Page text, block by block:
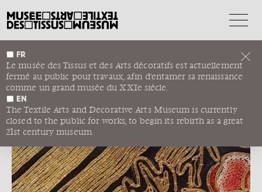
FR
Le musée des Tissus et des Arts décoratifs est actuellement
fermé au public pour travaux, afin d'entamer sa renaissance
comme un grand musée du XXIe siècle.
EN
The Textile Arts and Decorative Arts Museum is currently
closed to the public for works, to begin its rebirth as a great
21st century museum.
OFFRES D'EMPLOI ET
STAGES